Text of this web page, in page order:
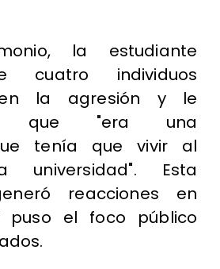
la estudiante
cuatro individuos
en la agresión y le
que "era una
tenía que vivir al
Esta
reacciones en
puso el foco público